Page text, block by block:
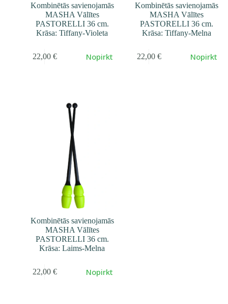
Kombinētās savienojamās
MASHA Vālītes
PASTORELLI 36 cm.
Krāsa: Tiffany-Violeta
22,00 € Nopirkt
Kombinētās savienojamās
MASHA Vālītes
PASTORELLI 36 cm.
Krāsa: Tiffany-Melna
22,00 € Nopirkt
Kombinētās savienojamās
MASHA Vālītes
PASTORELLI 36 cm.
Krāsa: Laims-Melna
22,00 € Nopirkt